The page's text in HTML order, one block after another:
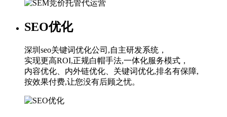
SEO优化
深圳seo关键词优化公司,自主研发系统，
实现更高ROI,正规白帽手法,一体化服务模式，
内容优化、内外链优化、关键词优化,排名有保障,
按效果付费,让您没有后顾之忧。